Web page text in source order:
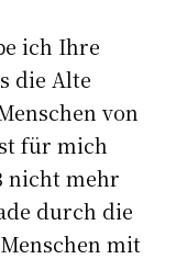
ich Ihre
die Alte
von
für mich
nicht mehr
durch die
mit